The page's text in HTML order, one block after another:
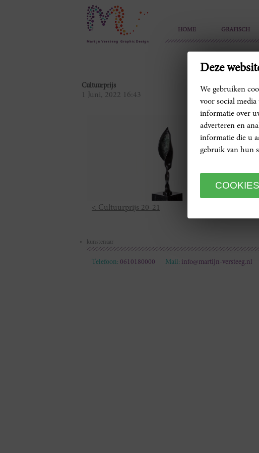
HOME GRAFISCH
Cultuurprijs
1 Juni, 2022 16:43
< Cultuurprijs 20-21
kunstenaar
Telefoon: 0610180000 Mail: info@martijn-versteeg.nl
Deze
We gebruiken
voor social media
informatie over
adverteren en
informatie die u
gebruik van hun